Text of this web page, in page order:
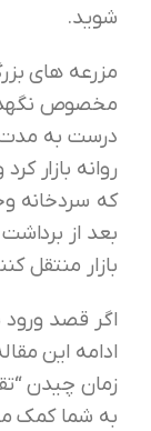
شوید.
مزرعه های
مخصوص
روانه بازار
که سردخانه
بعد از
بازار منتقل
اگر قصد ورود
ادامه این
زمان چیدن
به شما کمک